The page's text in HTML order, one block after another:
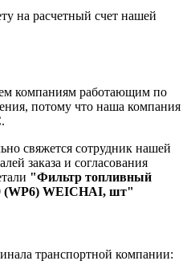
на расчетный счет нашей
компаниям работающим по
потому что наша компания
свяжется сотрудник нашей
заказа и согласования
"Фильтр топливный
(WP6) WEICHAI, шт"
транспортной компании: